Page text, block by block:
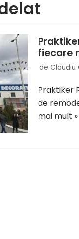
fiecare
de Claudiu
Praktiker
de
mai mult »